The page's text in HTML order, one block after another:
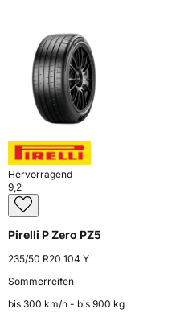
Hervorragend
9,2
Pirelli P Zero PZ5
235/50 R20 104 Y
Sommerreifen
bis 300 km⁠/⁠h - bis 900 kg